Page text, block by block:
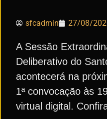
sfcadmin 27/08/
A Sessão
Deliberativo do
acontecerá na
1ª convocação às
virtual digital.